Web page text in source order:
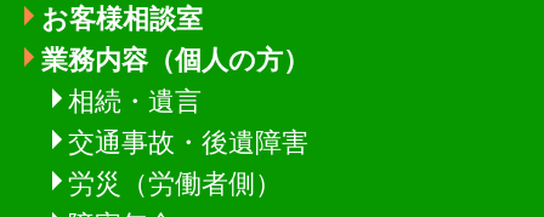
お客様相談室
業務内容（個人の方）
相続・遺言
交通事故・後遺障害
労災（労働者側）